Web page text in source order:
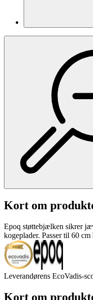
Kort om
Epoq støttebjælken sikrer
kogeplader. Passer til 60 cm
Leverandørens EcoVadis-
Kort om